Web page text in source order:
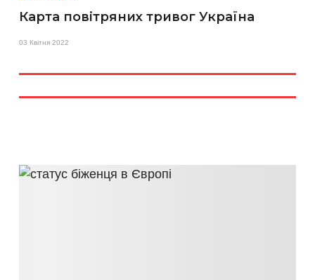
Карта повітряних тривог Україна
03 Квітня 2022